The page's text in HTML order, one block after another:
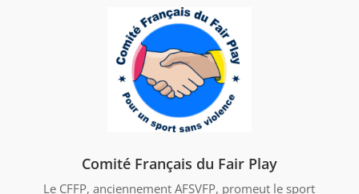
Comité Français du Fair Play
Le CFFP, anciennement AFSVFP, promeut le sport